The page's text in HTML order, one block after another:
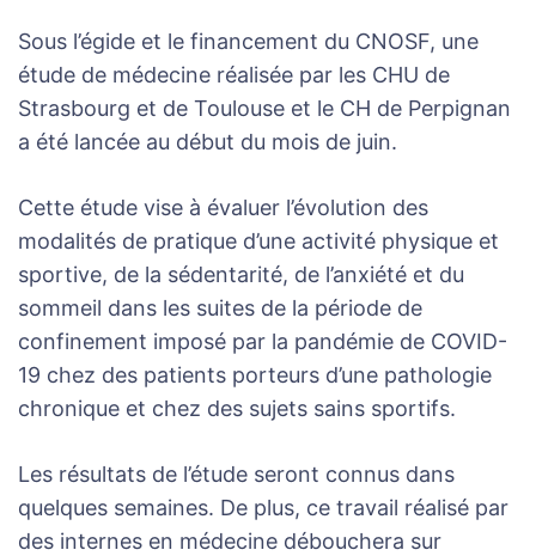
Sous l’égide et le financement du CNOSF, une
étude de médecine réalisée par les CHU de
Strasbourg et de Toulouse et le CH de Perpignan
a été lancée au début du mois de juin.
Cette étude vise à évaluer l’évolution des
modalités de pratique d’une activité physique et
sportive, de la sédentarité, de l’anxiété et du
sommeil dans les suites de la période de
confinement imposé par la pandémie de COVID-
19 chez des patients porteurs d’une pathologie
chronique et chez des sujets sains sportifs.
Les résultats de l’étude seront connus dans
quelques semaines. De plus, ce travail réalisé par
des internes en médecine débouchera sur